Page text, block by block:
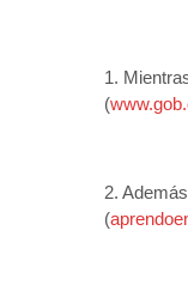
1.
(
2.
(